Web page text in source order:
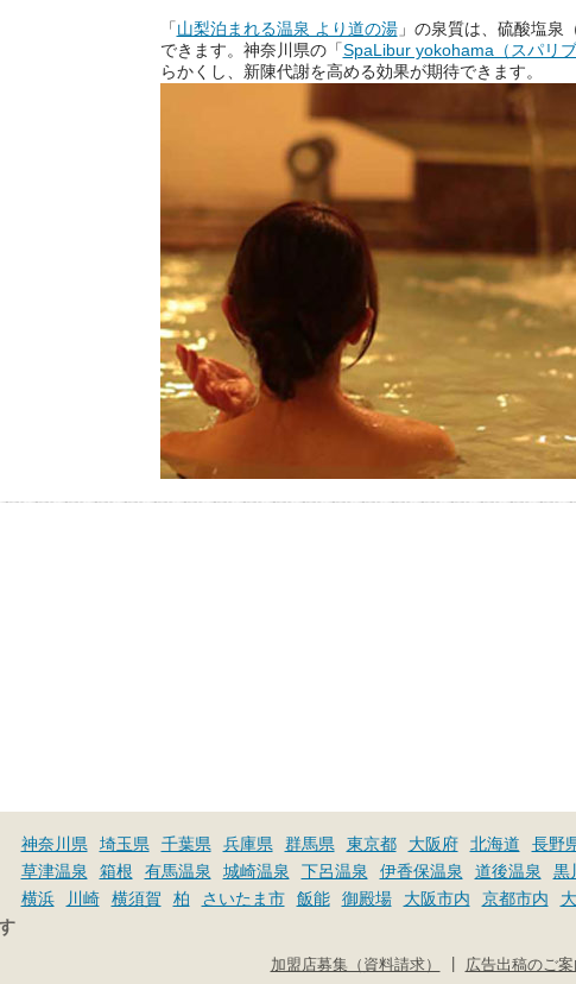
「山梨泊まれる温泉 より道の湯」の泉質は、硫酸塩泉
できます。神奈川県の「SpaLibur yokohama（スパリブ
らかくし、新陳代謝を高める効果が期待できます。
神奈川県 埼玉県 千葉県 兵庫県 群馬県 東京都 大阪府 北海道 長野
草津温泉 箱根 有馬温泉 城崎温泉 下呂温泉 伊香保温泉 道後温泉 黒
横浜 川崎 横須賀 柏 さいたま市 飯能 御殿場 大阪市内 京都市内
広告出稿のご案
加盟店募集（資料請求）